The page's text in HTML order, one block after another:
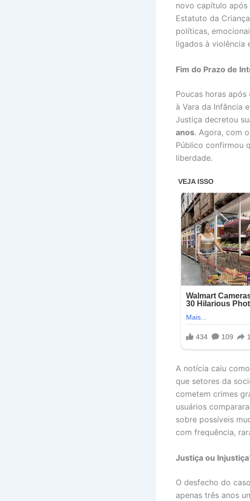
novo capítulo
Estatuto da
políticas,
ligados à violência
Fim do Prazo de
Poucas horas
à Vara da Infância
Justiça decretou
anos. Agora, com
Público confirmou
liberdade.
A notícia caiu
que setores da
cometem crimes
usuários
sobre possíveis
com frequência,
Justiça ou
O desfecho do
apenas três anos